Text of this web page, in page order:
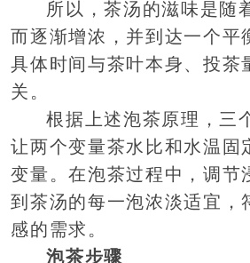
所以，茶汤的滋味是随
而逐渐增浓，并到达一个平
具体时间与茶叶本身、投茶
关。
根据上述泡茶原理，三
让两个变量茶水比和水温固
变量。在泡茶过程中，调节
到茶汤的每一泡浓淡适宜，
感的需求。
泡茶步骤